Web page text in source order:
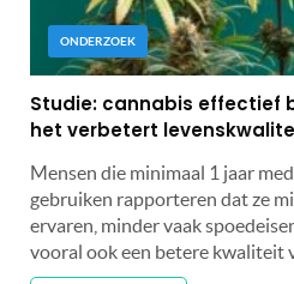
ONDERZOEK
Studie: cannabis effectief
het verbetert
Mensen die minimaal 1 jaar
gebruiken rapporteren dat ze
ervaren, minder vaak
vooral ook een betere kwaliteit